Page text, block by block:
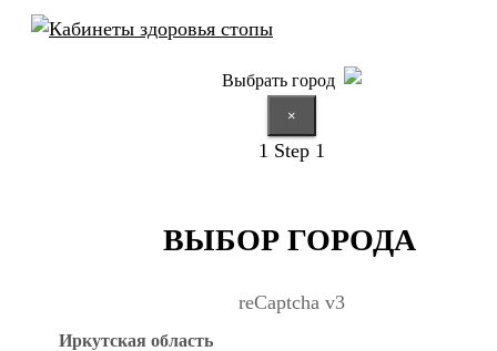
Выбрать город
×
1 Step 1
ВЫБОР ГОРОДА
reCaptcha v3
Иркутская область